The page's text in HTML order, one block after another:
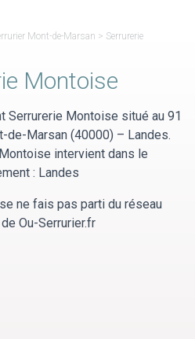
Mont-de-Marsan > Serrurerie
Montoise
Serrurerie Montoise situé au 91
de-Marsan (40000) – Landes.
intervient dans le
: Landes
ne fais pas parti du réseau
Ou-Serrurier.fr